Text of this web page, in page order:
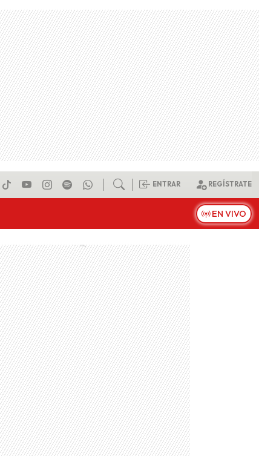
ENTRAR REGÍSTRATE
EN VIVO